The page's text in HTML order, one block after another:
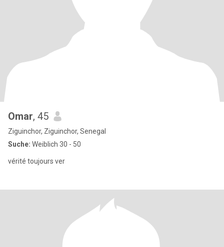
Omar, 45
Ziguinchor, Ziguinchor, Senegal
Suche: Weiblich 30 - 50
vérité toujours ver